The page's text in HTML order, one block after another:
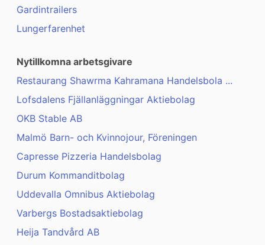
Gardintrailers
Lungerfarenhet
Nytillkomna arbetsgivare
Restaurang Shawrma Kahramana Handelsbola ...
Lofsdalens Fjällanläggningar Aktiebolag
OKB Stable AB
Malmö Barn- och Kvinnojour, Föreningen
Capresse Pizzeria Handelsbolag
Durum Kommanditbolag
Uddevalla Omnibus Aktiebolag
Varbergs Bostadsaktiebolag
Heija Tandvård AB